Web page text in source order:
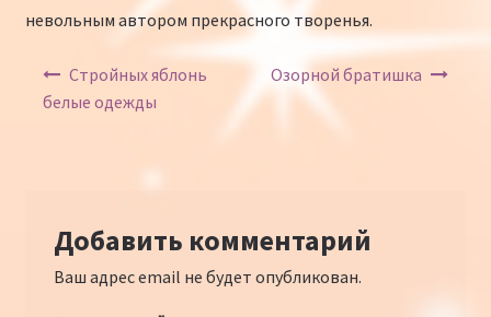
невольным автором прекрасного творенья.
Навигация по записям
Стройных яблонь
белые одежды
Озорной братишка
Добавить комментарий
Ваш адрес email не будет опубликован.